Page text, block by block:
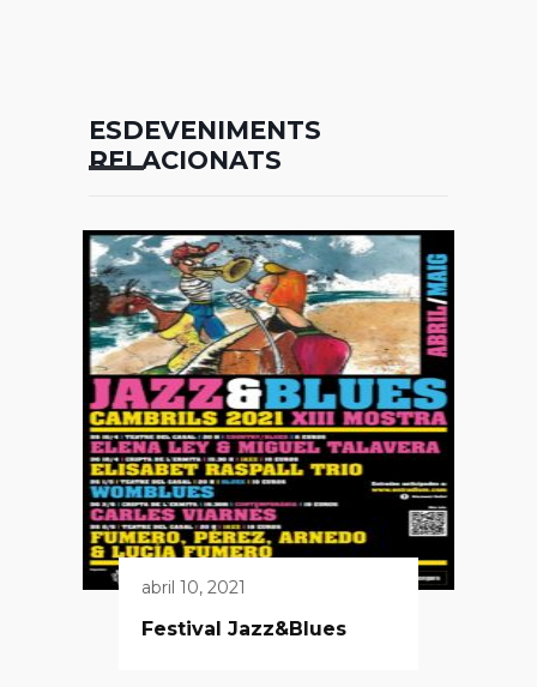
ESDEVENIMENTS
RELACIONATS
abril 10, 2021
Festival Jazz&Blues